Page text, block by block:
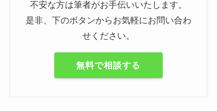
不安な方は筆者がお手伝いいたします。
是非、下のボタンからお気軽にお問い合わ
せください。
無料で相談する